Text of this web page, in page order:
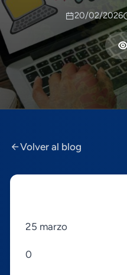
20/02/2026
Volver al blog
25 marzo
0